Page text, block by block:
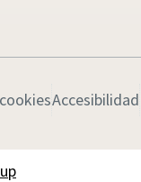
Accesibilidad